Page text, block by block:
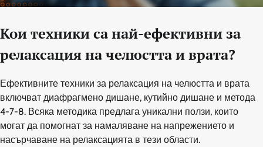
Кои техники са най-ефективни за
релаксация на челюстта и врата?
Ефективните техники за релаксация на челюстта и врата
включват диафрагмено дишане, кутийно дишане и метода
4-7-8. Всяка методика предлага уникални ползи, които
могат да помогнат за намаляване на напрежението и
насърчаване на релаксацията в тези области.